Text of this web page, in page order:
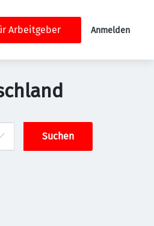
Arbeitgeber Anmelden
Suchen